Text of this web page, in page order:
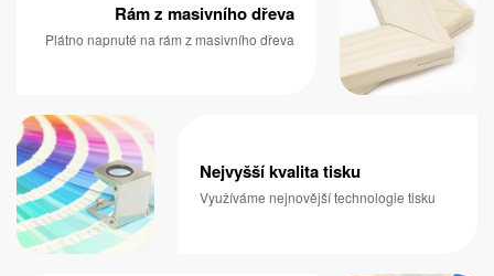
Rám z masivního dřeva
Plátno napnuté na rám z masivního dřeva
Nejvyšší kvalita tisku
Využíváme nejnovější technologie tisku